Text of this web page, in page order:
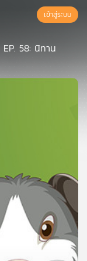
เข้าสู่ระบบ
EP. 58: นิทาน